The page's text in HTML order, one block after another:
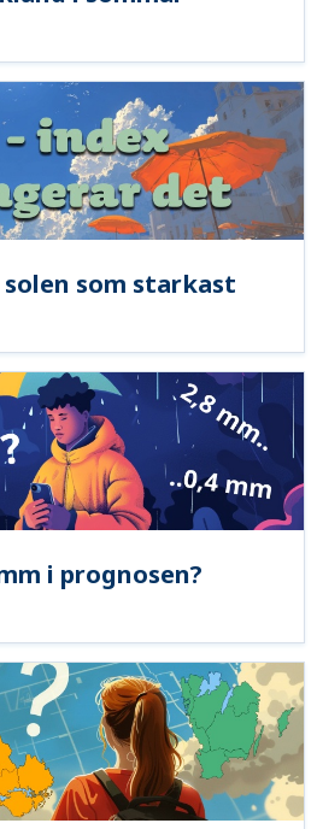
solen som starkast
i prognosen?